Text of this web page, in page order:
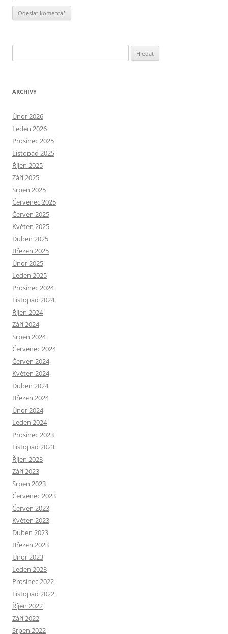
ARCHIVY
Únor 2026
Leden 2026
Prosinec 2025
Listopad 2025
Říjen 2025
Září 2025
Srpen 2025
Červenec 2025
Červen 2025
Květen 2025
Duben 2025
Březen 2025
Únor 2025
Leden 2025
Prosinec 2024
Listopad 2024
Říjen 2024
Září 2024
Srpen 2024
Červenec 2024
Červen 2024
Květen 2024
Duben 2024
Březen 2024
Únor 2024
Leden 2024
Prosinec 2023
Listopad 2023
Říjen 2023
Září 2023
Srpen 2023
Červenec 2023
Červen 2023
Květen 2023
Duben 2023
Březen 2023
Únor 2023
Leden 2023
Prosinec 2022
Listopad 2022
Říjen 2022
Září 2022
Srpen 2022